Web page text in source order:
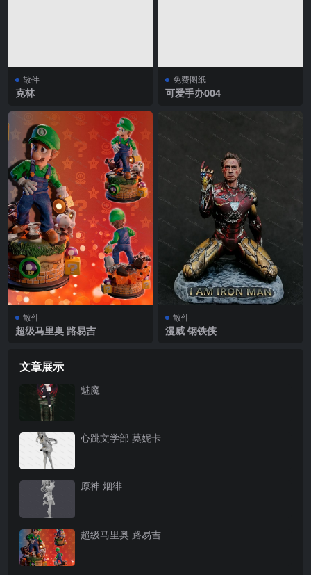
散件
克林
免费图纸
可爱手办004
散件
超级马里奥 路易吉
散件
漫威 钢铁侠
文章展示
魅魔
心跳文学部 莫妮卡
原神 烟绯
超级马里奥 路易吉